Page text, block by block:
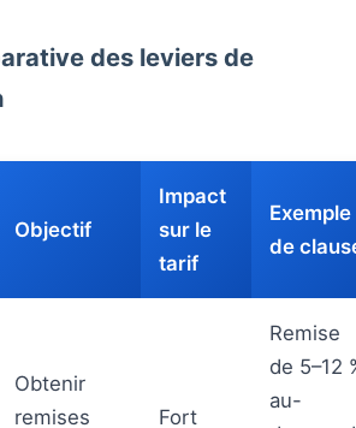
des leviers de
Objectif
Impact
sur le
tarif
Exemple
de
Obtenir
remises
Fort
Remise
de 5–12
au-